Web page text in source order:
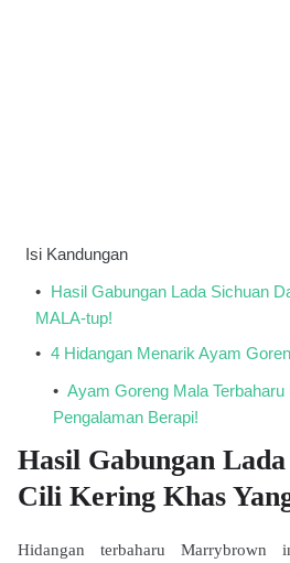
Isi Kandungan
Hasil Gabungan Lada Sichuan
MALA-tup!
4 Hidangan Menarik Ayam
Ayam Goreng Mala
Pengalaman Berapi!
Hasil Gabungan
Cili Kering Khas
Hidangan terbaharu Marrybrown